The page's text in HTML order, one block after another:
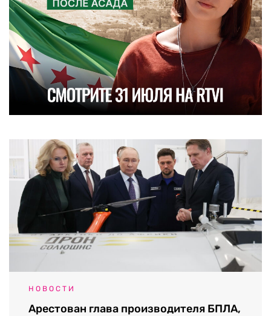
НОВОСТИ
Арестован глава производителя БПЛА,